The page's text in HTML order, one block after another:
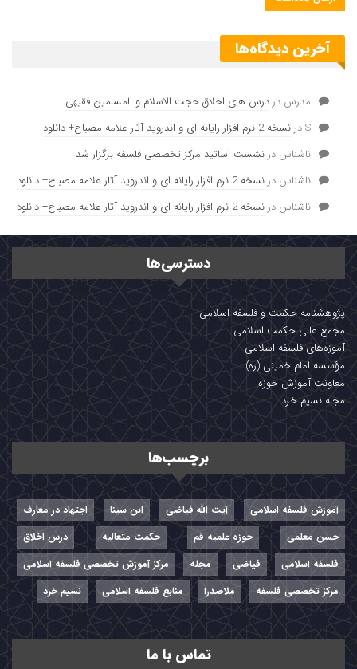
آخرین دیدگاه‌ها
مدرس دردرس های اخلاق حجت الاسلام و المسلمین فقیهی
Sدرنسخه 2 نرم افزار رایانه ای و اندروید آثار علامه مصباح+ دانلود
ناشناس درنشست اساتید مرکز تخصصی فلسفه برگزار شد
ناشناس درنسخه 2 نرم افزار رایانه ای و اندروید آثار علامه مصباح+ دانلود
ناشناس درنسخه 2 نرم افزار رایانه ای و اندروید آثار علامه مصباح+ دانلود
دسترسی‌ها
پژوهشنامه حکمت و فلسفه اسلامی
مجمع عالی حکمت اسلامی
آموزه‌های فلسفه اسلامی
مؤسسه امام خمینی (ره)
معاونت آموزش حوزه
مجله نسیم خرد
برچسب‌ها
آموزش فلسفه اسلامی آیت الله فیاضی ابن سینا
اجتهاد در معارف
حسن معلمی
حوزه علمیه قم حکمت متعالیه
درس اخلاق
فلسفه اسلامی
فیاضی مجله
مرکز آموزش تخصصی فلسفه اسلامی
مرکز تخصصی فلسفه
ملاصدرا منابع فلسفه اسلامی نسیم خرد
تماس با ما